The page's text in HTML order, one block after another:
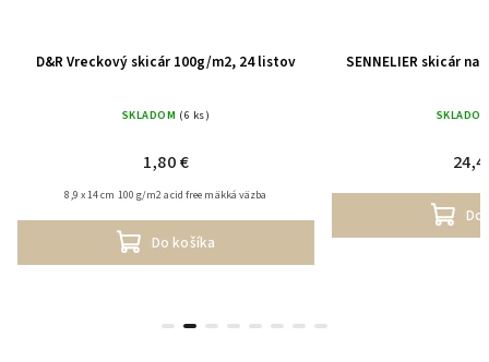
D&R Vreckový skicár 100g/m2, 24 listov
SKLADOM (6 ks)
1,80 €
Do košíka
8,9 x 14 cm 100 g/m2 acid free mäkká väzba
SENNELIER skicár
Do